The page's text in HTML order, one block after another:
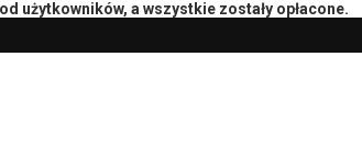
użytkowników, a wszystkie zostały opłacone.